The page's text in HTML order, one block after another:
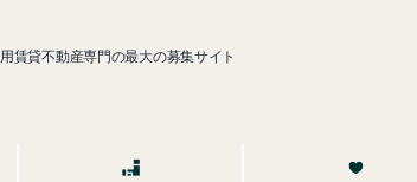
賃貸不動産専門の最大の募集サイト